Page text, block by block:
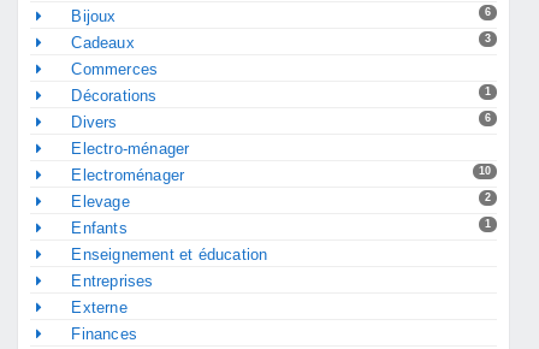
6
Bijoux
3
Cadeaux
Commerces
1
Décorations
6
Divers
Electro-ménager
10
Electroménager
2
Elevage
1
Enfants
Enseignement et éducation
Entreprises
Externe
Finances